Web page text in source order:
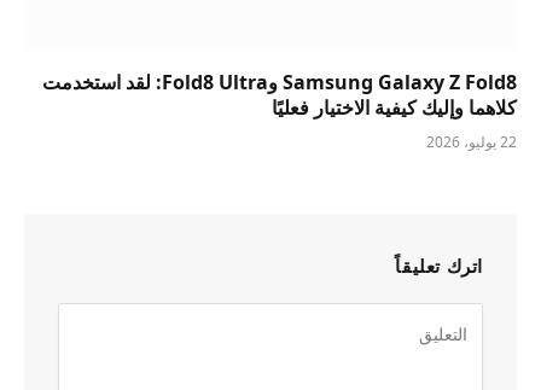
Samsung Galaxy Z Fold8 وFold8 Ultra: لقد استخدمت
كلاهما وإليك كيفية الاختيار فعليًا
22 يوليو، 2026
اترك تعليقاً